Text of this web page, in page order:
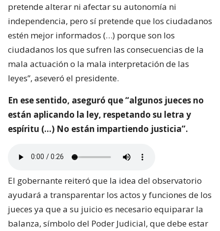
pretende alterar ni afectar su autonomía ni
independencia, pero sí pretende que los ciudadanos
estén mejor informados (…) porque son los
ciudadanos los que sufren las consecuencias de la
mala actuación o la mala interpretación de las
leyes”, aseveró el presidente.
En ese sentido, aseguró que “algunos jueces no
están aplicando la ley, respetando su letra y
espíritu (…) No están impartiendo justicia”.
El gobernante reiteró que la idea del observatorio
ayudará a transparentar los actos y funciones de los
jueces ya que a su juicio es necesario equiparar la
balanza, símbolo del Poder Judicial, que debe estar